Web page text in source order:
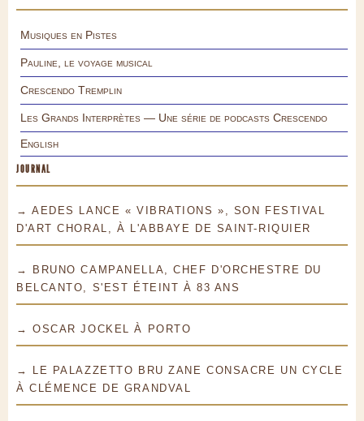
Musiques en Pistes
Pauline, le voyage musical
Crescendo Tremplin
Les Grands Interprètes — Une série de podcasts Crescendo
English
JOURNAL
→ AEDES LANCE « VIBRATIONS », SON FESTIVAL
D'ART CHORAL, À L'ABBAYE DE SAINT-RIQUIER
→ BRUNO CAMPANELLA, CHEF D'ORCHESTRE DU
BELCANTO, S'EST ÉTEINT À 83 ANS
→ OSCAR JOCKEL À PORTO
→ LE PALAZZETTO BRU ZANE CONSACRE UN CYCLE
À CLÉMENCE DE GRANDVAL